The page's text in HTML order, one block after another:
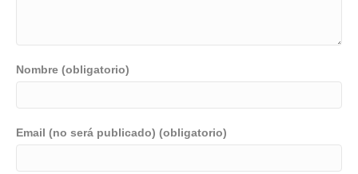
Nombre (obligatorio)
Email (no será publicado) (obligatorio)